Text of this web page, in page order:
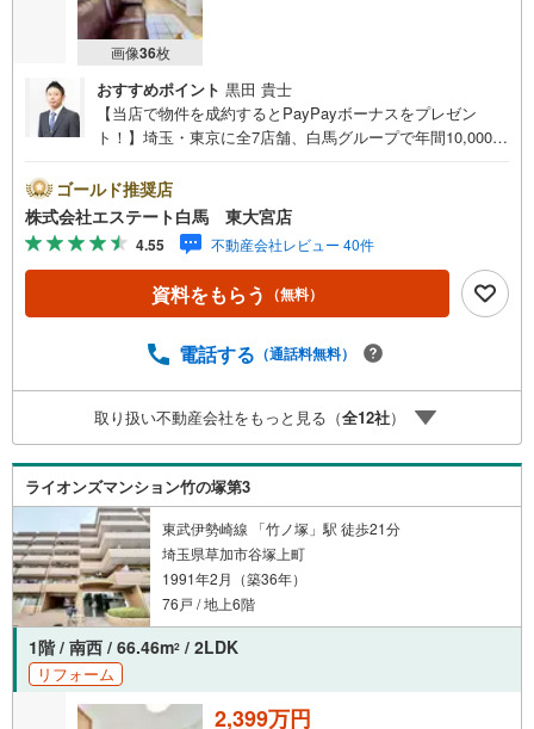
画像36枚
おすすめポイント 黒田 貴士
【当店で物件を成約するとPayPayボーナスをプレゼン
ト！】埼玉・東京に全7店舗、白馬グループで年間10,000人
築・リフォーム・資金計画のプロが、より良いご提案をい
たします。～人気のリモート見学・リモート相談サービス
～・小さいお子様や家事で外出できない、天気が悪く外出
したくない時・LINEやZOOMなど無料のアプリですぐにご
利用いただけます・リモート見学はスタッフがご興味ある
物件の現地から映像をお届けします・写真では伝わりにく
「見え方」などもしっかり確認できます・リモート相談は
も安心・忙しいパートナーに変わって予め確認も・別々の
場所から家族みんなで参加もできます・お気軽にご相談下
さい～営業時間～9:30～18:30こちらのお時間でしたらお電
話でのお問合せがスムーズですお気軽にお問合せください
ゴールド推奨店
株式会社エステート白馬 東大宮店
4.55 不動産会社レビュー 40件
資料をもらう （無料）
電話する （通話料無料）
取り扱い不動産会社をもっと見る（全12社）
ライオンズマンション竹の塚第3
東武伊勢崎線 「竹ノ塚」駅 徒歩21分
埼玉県草加市谷塚上町
1991年2月（築36年）
76戸 / 地上6階
1階 / 南西 / 66.46m2 / 2LDK
リフォーム
2,399万円